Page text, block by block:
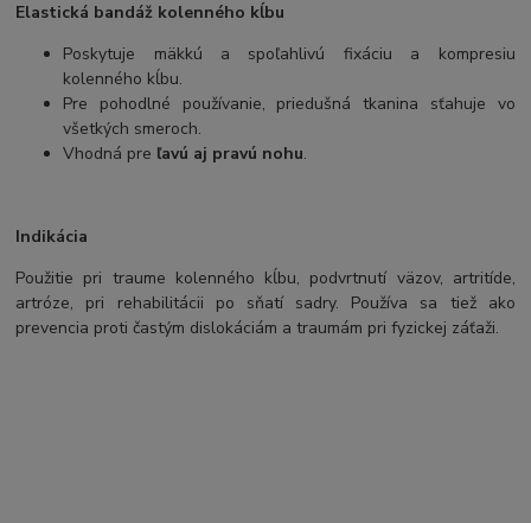
Elastická bandáž kolenného kĺbu
Poskytuje mäkkú a spoľahlivú fixáciu a kompresiu
kolenného kĺbu.
Pre pohodlné používanie, priedušná tkanina sťahuje vo
všetkých smeroch.
Vhodná pre ľavú aj pravú nohu.
Indikácia
Použitie pri traume kolenného kĺbu, podvrtnutí väzov, artritíde,
artróze, pri rehabilitácii po sňatí sadry. Používa sa tiež ako
prevencia proti častým dislokáciám a traumám pri fyzickej záťaži.